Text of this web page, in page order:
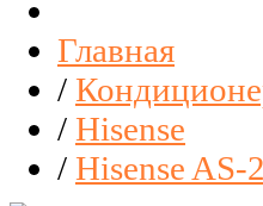
Главная
/
/ Hisense
/ Hisense